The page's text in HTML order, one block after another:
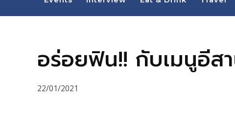
อร่อยฟิน!! กับเมนูอีส
22/01/2021